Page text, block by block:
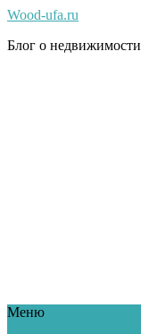
Wood-ufa.ru
Блог о недвижимости
Меню